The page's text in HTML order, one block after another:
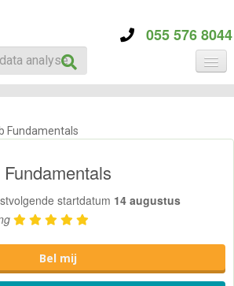
055 576 8044
Fundamentals
startdatum 14 augustus
Bel mij